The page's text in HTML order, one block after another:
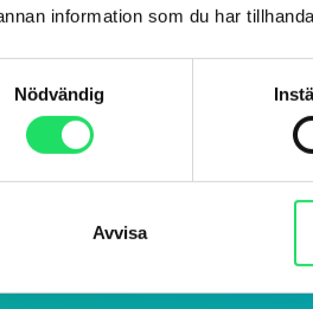
information som du har
Nödvändig
Avvisa